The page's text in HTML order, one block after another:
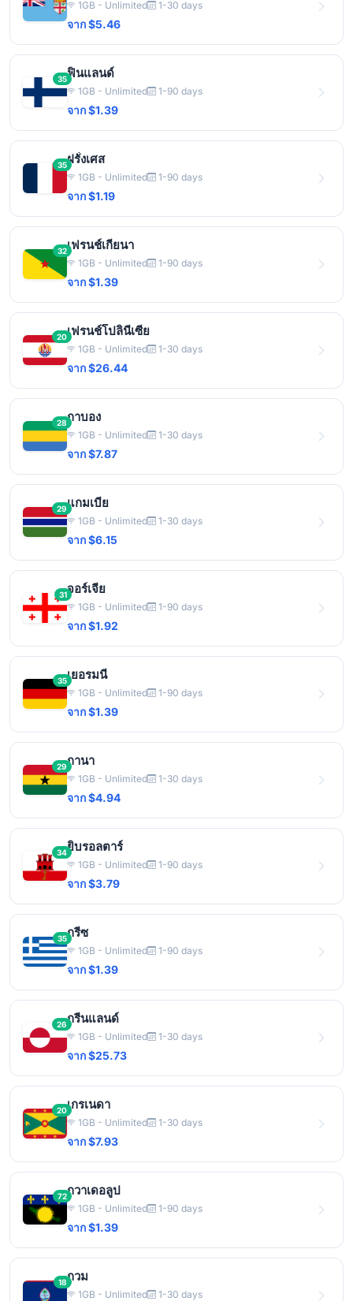
1GB - Unlimited 1-30 days
จาก $5.46
35ฟินแลนด์
1GB - Unlimited 1-90 days
จาก $1.39
35ฝรั่งเศส
1GB - Unlimited 1-90 days
จาก $1.19
32เฟรนช์เกียนา
1GB - Unlimited 1-90 days
จาก $1.39
20เฟรนช์โปลินีเซีย
1GB - Unlimited 1-30 days
จาก $26.44
28กาบอง
1GB - Unlimited 1-30 days
จาก $7.87
29แกมเบีย
1GB - Unlimited 1-30 days
จาก $6.15
31จอร์เจีย
1GB - Unlimited 1-90 days
จาก $1.92
35เยอรมนี
1GB - Unlimited 1-90 days
จาก $1.39
29กานา
1GB - Unlimited 1-30 days
จาก $4.94
34ยิบรอลตาร์
1GB - Unlimited 1-90 days
จาก $3.79
35กรีซ
1GB - Unlimited 1-90 days
จาก $1.39
26กรีนแลนด์
1GB - Unlimited 1-30 days
จาก $25.73
20เกรเนดา
1GB - Unlimited 1-30 days
จาก $7.93
72กวาเดอลูป
1GB - Unlimited 1-90 days
จาก $1.39
18กวม
1GB - Unlimited 1-30 days